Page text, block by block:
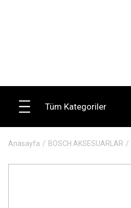
Tüm Kategoriler
Anasayfa BOSCH AKSESUARLAR